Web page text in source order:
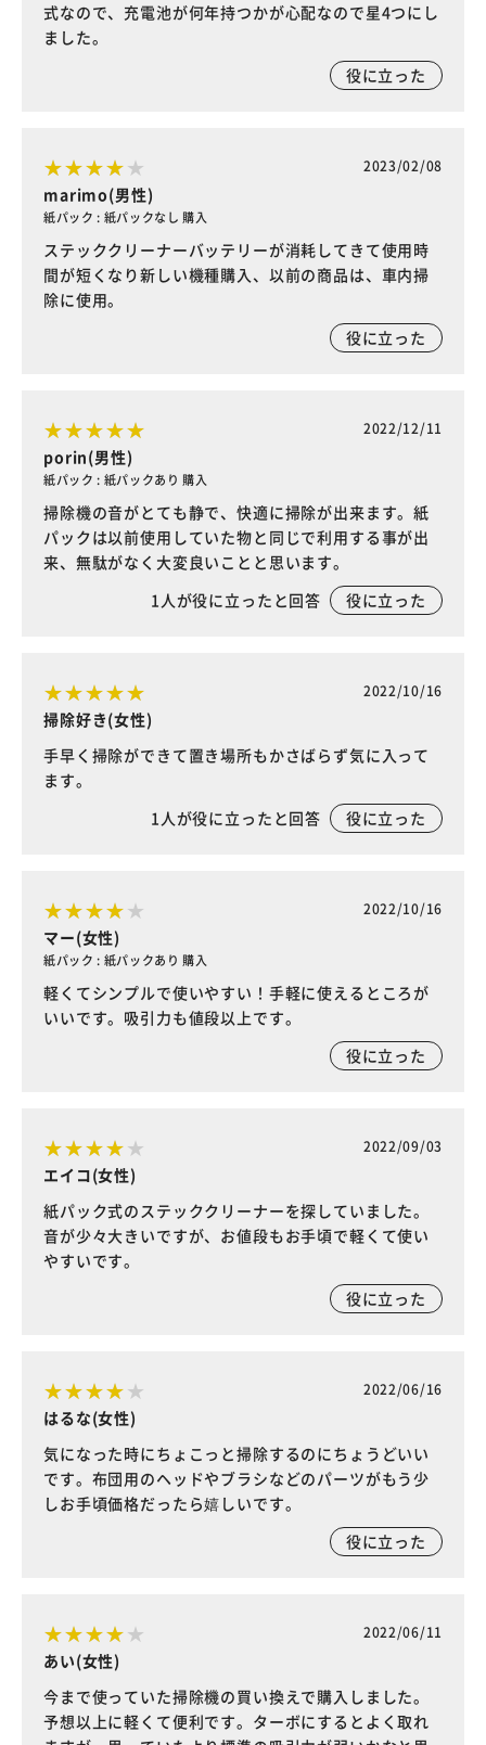
式なので、充電池が何年持つかが心配なので星4つにし
ました。
役に立った
2023/02/08
marimo(男性)
紙パック : 紙パックなし 購入
ステッククリーナーバッテリーが消耗してきて使用時
間が短くなり新しい機種購入、以前の商品は、車内掃
除に使用。
役に立った
2022/12/11
porin(男性)
紙パック : 紙パックあり 購入
掃除機の音がとても静で、快適に掃除が出来ます。紙
パックは以前使用していた物と同じで利用する事が出
来、無駄がなく大変良いことと思います。
1人が役に立ったと回答 役に立った
2022/10/16
掃除好き(女性)
手早く掃除ができて置き場所もかさばらず気に入って
ます。
1人が役に立ったと回答 役に立った
2022/10/16
マー(女性)
紙パック : 紙パックあり 購入
軽くてシンプルで使いやすい！手軽に使えるところが
いいです。吸引力も値段以上です。
役に立った
2022/09/03
エイコ(女性)
紙パック式のステッククリーナーを探していました。
音が少々大きいですが、お値段もお手頃で軽くて使い
やすいです。
役に立った
2022/06/16
はるな(女性)
気になった時にちょこっと掃除するのにちょうどいい
です。布団用のヘッドやブラシなどのパーツがもう少
しお手頃価格だったら嬉しいです。
役に立った
2022/06/11
あい(女性)
今まで使っていた掃除機の買い換えで購入しました。
予想以上に軽くて便利です。ターボにするとよく取れ